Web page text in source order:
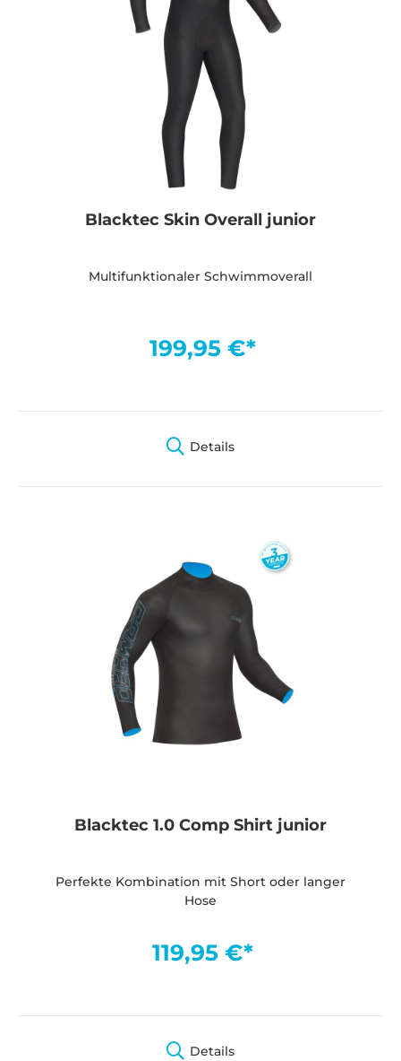
Blacktec Skin Overall junior
Multifunktionaler Schwimmoverall
199,95 €*
Details
Blacktec 1.0 Comp Shirt junior
Perfekte Kombination mit Short oder langer
Hose
119,95 €*
Details